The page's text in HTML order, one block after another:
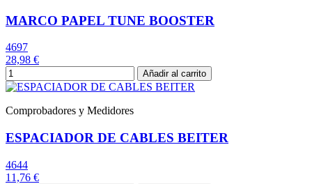
MARCO PAPEL TUNE BOOSTER
4697
28,98 €
Añadir al carrito
Comprobadores y Medidores
ESPACIADOR DE CABLES BEITER
4644
11,76 €